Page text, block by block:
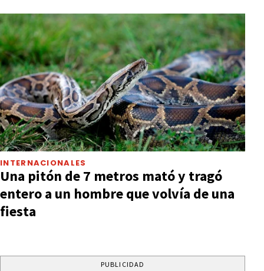
INTERNACIONALES
Una pitón de 7 metros mató y tragó
entero a un hombre que volvía de una
fiesta
PUBLICIDAD